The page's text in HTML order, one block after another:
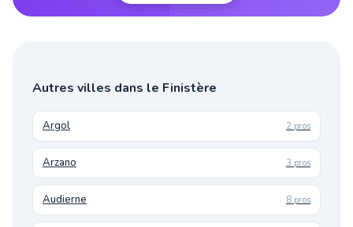
Autres villes dans le Finistère
Argol 2 pros
Arzano 3 pros
Audierne 8 pros